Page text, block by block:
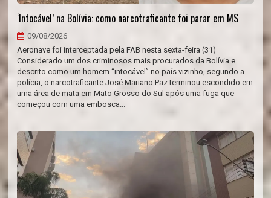
‘Intocável’ na Bolívia: como narcotraficante foi parar em MS
09/08/2026
Aeronave foi interceptada pela FAB nesta sexta-feira (31)
Considerado um dos criminosos mais procurados da Bolívia e
descrito como um homem “intocável” no país vizinho, segundo a
polícia, o narcotraficante José Mariano Paz terminou escondido em
uma área de mata em Mato Grosso do Sul após uma fuga que
começou com uma embosca...